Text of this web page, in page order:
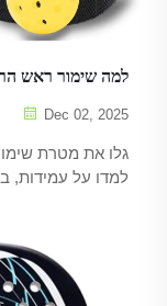
למה שימור ראש
Dec 02, 2025
גלו את מטרת
למדו על עמידות,